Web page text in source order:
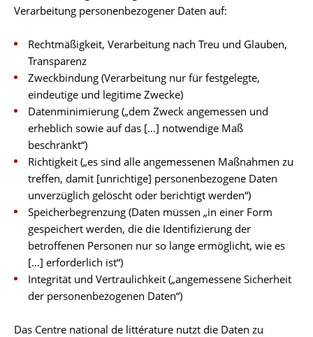
Verarbeitung personenbezogener Daten auf:
Rechtmäßigkeit, Verarbeitung nach Treu und Glauben,
Transparenz
Zweckbindung (Verarbeitung nur für festgelegte,
eindeutige und legitime Zwecke)
Datenminimierung („dem Zweck angemessen und
erheblich sowie auf das […] notwendige Maß
beschränkt“)
Richtigkeit („es sind alle angemessenen Maßnahmen zu
treffen, damit [unrichtige] personenbezogene Daten
unverzüglich gelöscht oder berichtigt werden“)
Speicherbegrenzung (Daten müssen „in einer Form
gespeichert werden, die die Identifizierung der
betroffenen Personen nur so lange ermöglicht, wie es
[…] erforderlich ist“)
Integrität und Vertraulichkeit („angemessene Sicherheit
der personenbezogenen Daten“)
Das Centre national de littérature nutzt die Daten zu